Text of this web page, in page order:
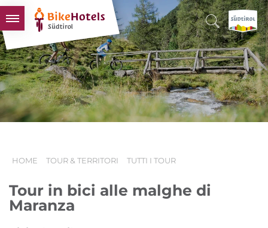
BIKEHOTELS
HOTELS & PACCHETTI
TOUR & TERRITORI
L'ALTO ADIGE & NOI
HOME TOUR & TERRITORI TUTTI I TOUR
Tour in bici alle malghe di
Maranza